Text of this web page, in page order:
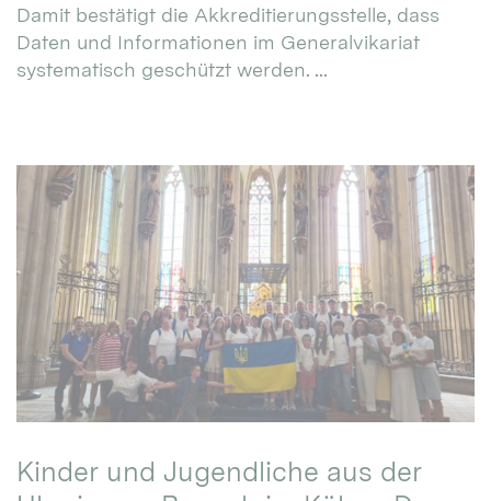
Damit bestätigt die Akkreditierungsstelle, dass
Daten und Informationen im Generalvikariat
systematisch geschützt werden. ...
Kinder und Jugendliche aus der